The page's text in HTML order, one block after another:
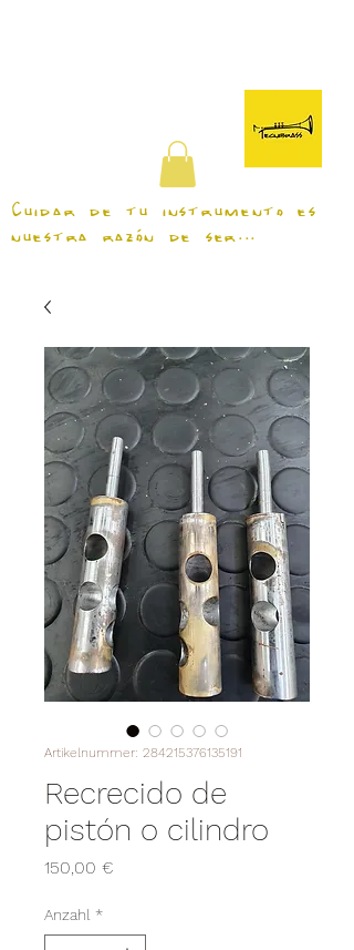
Cuidar de tu instrumento es
nuestra razón de ser...
Artikelnummer: 284215376135191
Recrecido de
pistón o cilindro
150,00 €
Anzahl *